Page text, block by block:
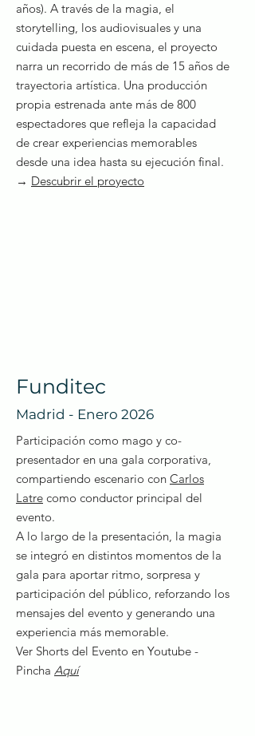
años). A través de la magia, el
storytelling, los audiovisuales y una
cuidada puesta en escena, el proyecto
narra un recorrido de más de 15 años de
trayectoria artística. Una producción
propia estrenada ante más de 800
espectadores que refleja la capacidad
de crear experiencias memorables
desde una idea hasta su ejecución final.
→ Descubrir el proyecto
Funditec
Madrid - Enero 2026
Participación como mago y co-
presentador en una gala corporativa,
compartiendo escenario con Carlos
Latre como conductor principal del
evento.
A lo largo de la presentación, la magia
se integró en distintos momentos de la
gala para aportar ritmo, sorpresa y
participación del público, reforzando los
mensajes del evento y generando una
experiencia más memorable.
Ver Shorts del Evento en Youtube -
Pincha Aquí